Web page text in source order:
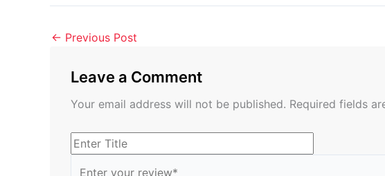
← Previous Post
Leave a Comment
Your email address will not be published. Required fields